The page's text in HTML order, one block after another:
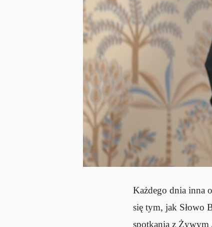
Każdego dnia inna
się tym, jak Słowo
spotkania z Żywym